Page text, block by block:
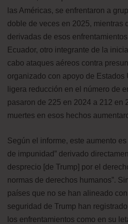
las Américas, se enfrentaron a
doble de veces en 2025, mientras
derivadas de esos
Ecuador, otro integrante de la
cabo ataques aéreos contra
organizado con apoyo de Estados
ligera reducción en el número de
pasaron de 225 en 2024 a 212 en
muertes en esos hechos
Según el informe, este aumento
de impunidad” derivado
desprecio [de Trump] por el
normas de derechos humanos”.
países que no se han alineado
seguridad de Trump han
los enfrentamientos como en su